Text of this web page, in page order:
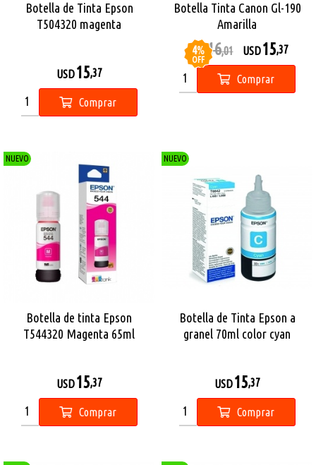
Botella de Tinta Epson
T504320 magenta
USD15,37
Comprar
Botella Tinta Canon Gl-190
Amarilla
4%
OFF
USD16,01 USD15,37
Comprar
NUEVO
Botella de tinta Epson
T544320 Magenta 65ml
USD15,37
Comprar
NUEVO
Botella de Tinta Epson a
granel 70ml color cyan
USD15,37
Comprar